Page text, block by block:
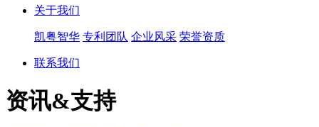
关于我们
凯粤智华 专利团队 企业风采 荣誉资质
联系我们
资讯&支持